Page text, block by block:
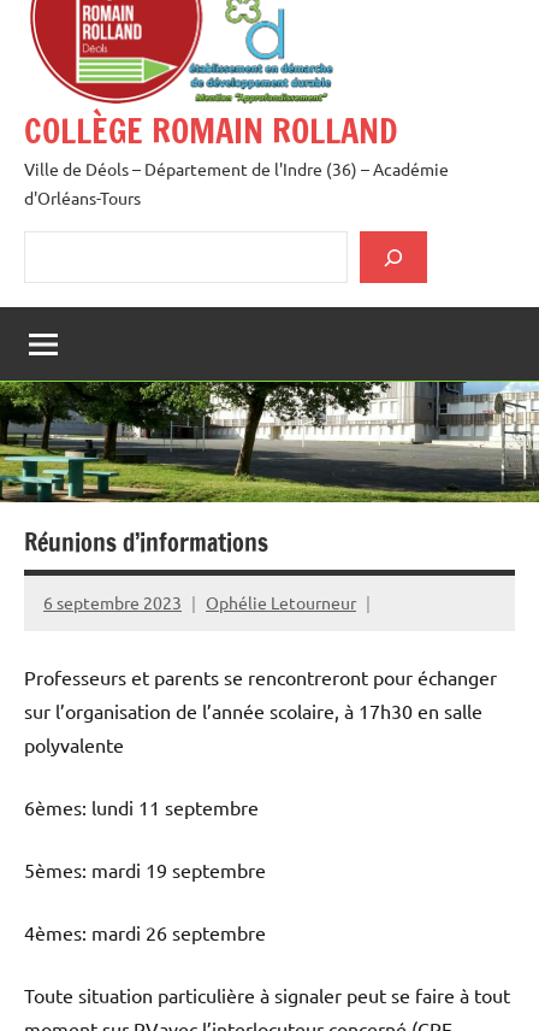
COLLÈGE ROMAIN ROLLAND
Ville de Déols – Département de l'Indre (36) – Académie
d'Orléans-Tours
Réunions d’informations
6 septembre 2023 Ophélie Letourneur
Professeurs et parents se rencontreront pour échanger
sur l’organisation de l’année scolaire, à 17h30 en salle
polyvalente
6èmes: lundi 11 septembre
5èmes: mardi 19 septembre
4èmes: mardi 26 septembre
Toute situation particulière à signaler peut se faire à tout